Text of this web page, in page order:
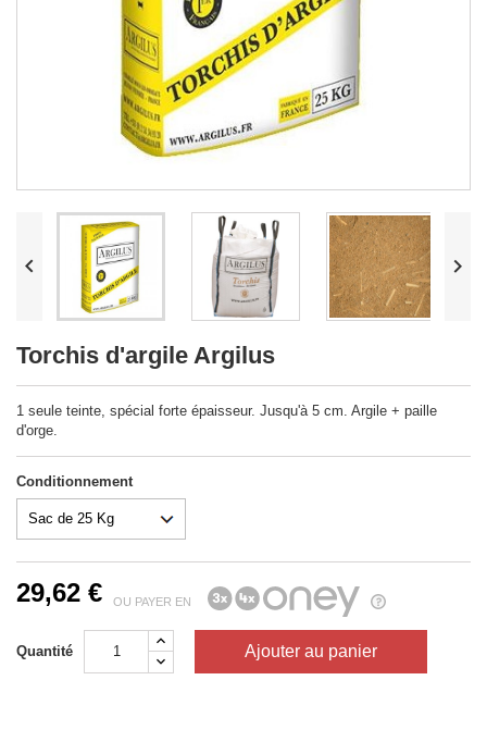
 
Torchis d'argile Argilus
1 seule teinte, spécial forte épaisseur. Jusqu'à 5 cm. Argile + paille
d'orge.
Conditionnement
29,62 € OU PAYER EN
Quantité Ajouter au panier